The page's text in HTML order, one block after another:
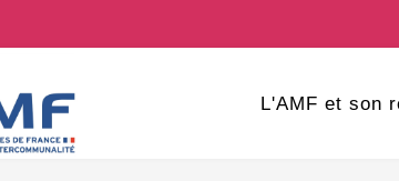
L'AMF et son